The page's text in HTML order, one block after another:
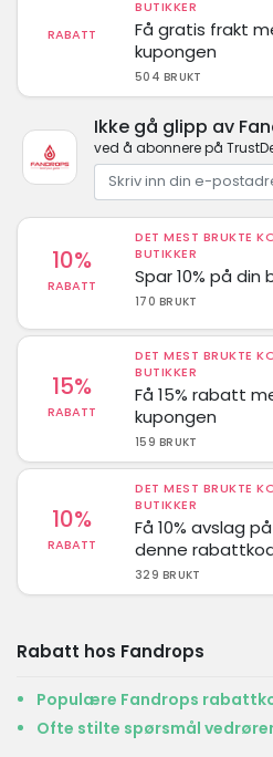
RABATT
BUTIKKER
Få gratis frakt
kupongen
504 BRUKT
Ikke gå glipp av
ved å abonnere på
10%
RABATT
DET MEST BRUKTE
BUTIKKER
Spar 10% på din
170 BRUKT
15%
RABATT
DET MEST BRUKTE
BUTIKKER
Få 15% rabatt
kupongen
159 BRUKT
10%
RABATT
DET MEST BRUKTE
BUTIKKER
Få 10% avslag
denne
329 BRUKT
Rabatt hos Fandrops
Populære Fandrops
Ofte stilte spørsmål